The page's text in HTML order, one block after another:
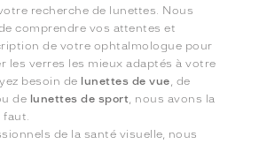
recherche de lunettes. Nous
comprendre vos attentes et
de votre ophtalmologue pour
les verres les mieux adaptés à votre
besoin de lunettes de vue , de
de lunettes de sport , nous avons la
de la santé visuelle, nous